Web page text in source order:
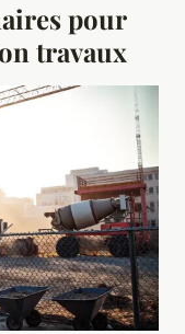
pour
travaux